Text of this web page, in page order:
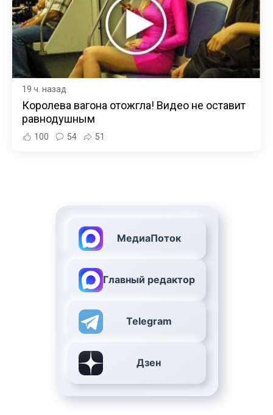
19 ч. назад
Королева вагона отожгла! Видео не оставит
равнодушным
100 54 51
МедиаПоток
Главный редактор
Telegram
Дзен